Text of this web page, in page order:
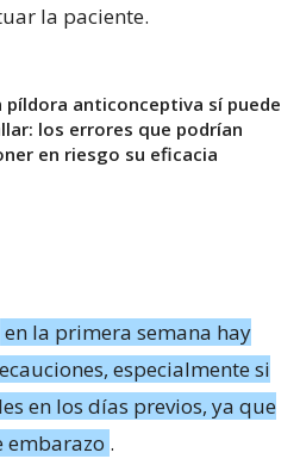
la paciente.
píldora anticonceptiva sí puede
los errores que podrían
en riesgo su eficacia
en la primera semana hay
especialmente si
en los días previos, ya que
embarazo .